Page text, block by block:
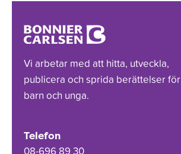
Vi arbetar med att hitta, utveckla,
publicera och sprida berättelser för
barn och unga.
Telefon